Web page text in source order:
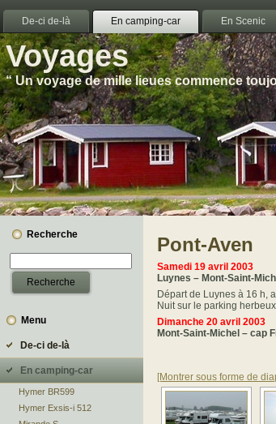
De-ci de-là En camping-car En Scenic
Voyages
“ Un voyage de mille lieues commence
Recherche
Menu
De-ci de-là
En camping-car
Hymer BR599
Hymer Exsis-i 512
Pont-Aven
Samedi 19 avril 2003
Luynes – Mont-Saint-
Départ de Luynes à 16 h,
Nuit sur le parking
Dimanche 20 avril 2003
Mont-Saint-Michel – cap
[Montrer sous forme de